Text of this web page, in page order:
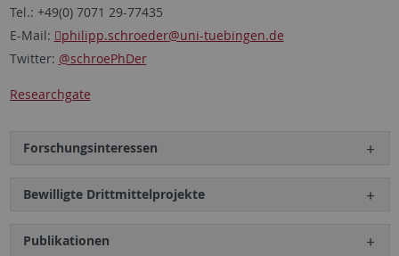
Tel.: +49(0) 7071 29-77435
E-Mail:
philipp.schroeder@uni-tuebingen.de
Twitter: @schroePhDer
Researchgate
Forschungsinteressen
Bewilligte Drittmittelprojekte
Publikationen